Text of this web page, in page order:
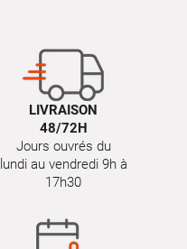
LIVRAISON
48/72H
Jours ouvrés du
lundi au vendredi 9h à
17h30